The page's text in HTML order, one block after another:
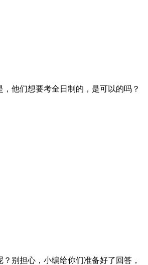
他们想要考全日制的，是可以的吗？
别担心，小编给你们准备好了回答，